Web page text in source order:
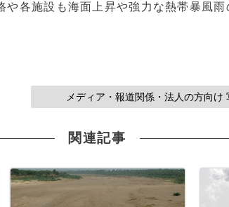
各施設も海面上昇や強力な熱帯暴風雨
メディア・報道関係・法人の方向
関連記事